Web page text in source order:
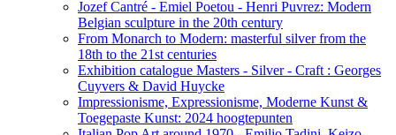
Jozef Cantré - Emiel Poetou - Henri Puvrez: Modern
Belgian sculpture in the 20th century
From Monarch to Modern: masterful silver from the
18th to the 21st centuries
Exhibition catalogue Masters - Silver - Craft : Georges
Cuyvers & David Huycke
Impressionisme, Expressionisme, Moderne Kunst &
Toegepaste Kunst: 2024 hoogtepunten